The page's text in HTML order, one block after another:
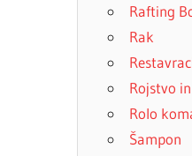
Rafting
Rak
Rojstvo
Rolo
Šampon